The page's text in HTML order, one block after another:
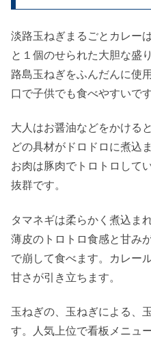
淡路玉ねぎまるごとカレー
と１個のせられた大胆な盛
路島玉ねぎをふんだんに使
口で子供でも食べやすいです
大人はお醤油などをかける
どの具材がドロドロに煮込
お肉は豚肉でトロトロして
抜群です。
タマネギは柔らかく煮込ま
薄皮のトロトロ食感と甘み
で崩して食べます。カレー
甘さが引き立ちます。
玉ねぎの、玉ねぎによる、
す。人気上位で看板メニュ